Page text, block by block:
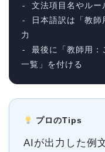
- 文法項目名やルー
- 日本語訳は「教師
力
- 最後に「教師用：
一覧」を付ける
プロのTips
AIが出力した例